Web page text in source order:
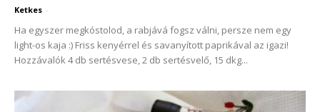
Ketkes -
Ha egyszer megkóstolod, a rabjává fogsz válni, persze nem egy
light-os kaja :) Friss kenyérrel és savanyított paprikával az igazi!
Hozzávalók 4 db sertésvese, 2 db sertésvelő, 15 dkg...